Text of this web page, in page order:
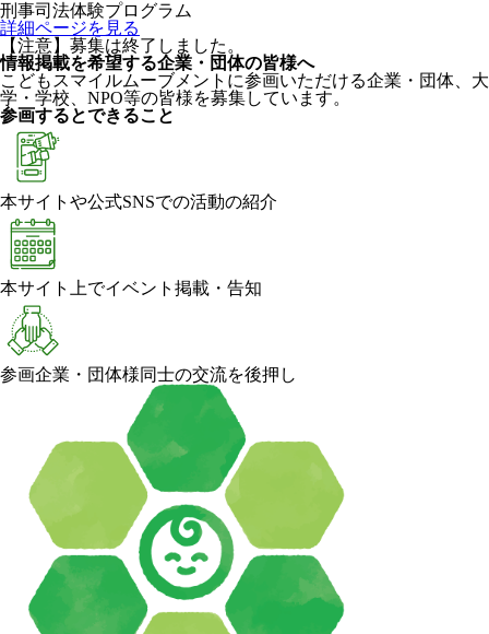
刑事司法体験プログラム
詳細ページを見る
【注意】募集は終了しました。
情報掲載を希望する企業・団体の皆様へ
こどもスマイルムーブメントに参画いただける企業・団体、大
学・学校、NPO等の皆様を募集しています。
参画するとできること
本サイトや公式SNSでの活動の紹介
本サイト上でイベント掲載・告知
参画企業・団体様同士の交流を後押し